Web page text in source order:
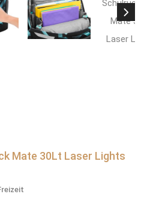
Mate 30Lt Laser Lights